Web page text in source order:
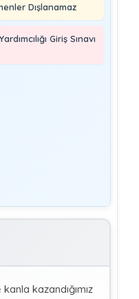
Mücadeleye Farklı
Anlaşmaları :Türkiye
Dışlanamaz
Giriş Sınavı
kazandığımız